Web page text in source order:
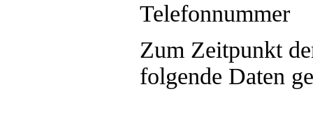
Telefonnummer
Zum Zeitpunkt
folgende Daten